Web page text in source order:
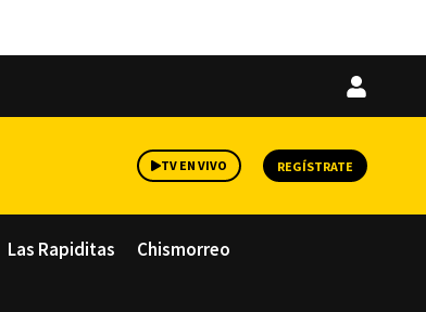
Iniciar
TV EN VIVO REGÍSTRATE
Las Rapiditas Chismorreo